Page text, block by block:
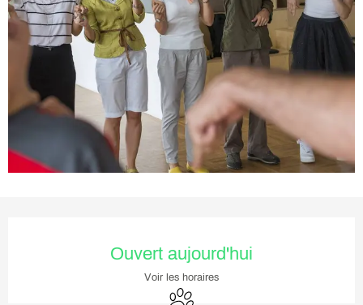
Ouvert aujourd'hui
Voir les horaires
Animaux acceptés